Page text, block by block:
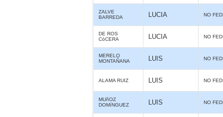
ZALVE
BARREDA
LUCIA NO
DE ROS
CóCERA
LUCIA NO
MERELO
MONTAÑANA
LUIS NO
ALAMA RUIZ LUIS NO
MUñOZ
DOMíNGUEZ
LUIS NO